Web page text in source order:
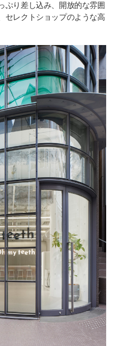
ぷり差し込み、開放的な雰囲
セレクトショップのような高